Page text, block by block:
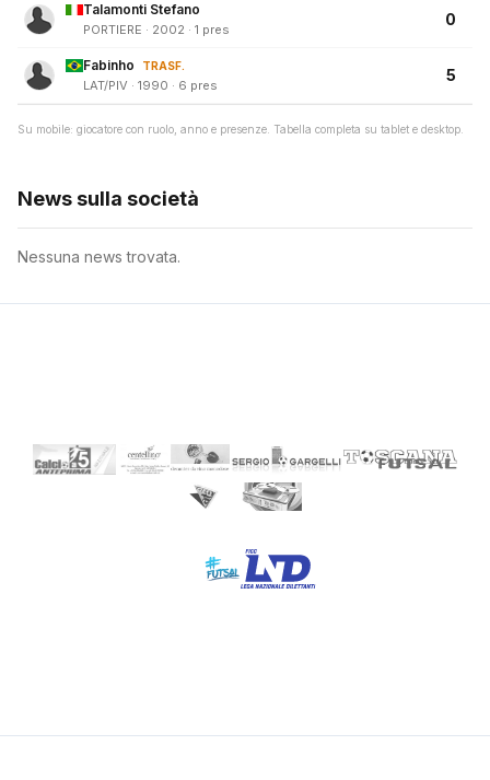
Talamonti Stefano
PORTIERE · 2002 · 1 pres
0
Fabinho TRASF.
LAT/PIV · 1990 · 6 pres
5
Su mobile: giocatore con ruolo, anno e presenze. Tabella completa su tablet e desktop.
News sulla società
Nessuna news trovata.